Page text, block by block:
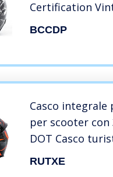
Certification
Moto Scooter
BCCDP
Casco integrale
per scooter
DOT Casco
Caschi per
RUTXE